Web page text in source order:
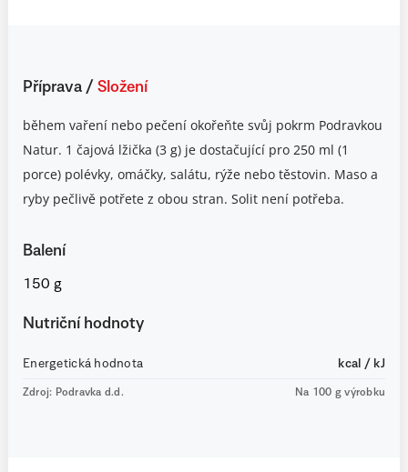
Příprava / Složení
během vaření nebo pečení okořeňte svůj pokrm Podravkou
Natur. 1 čajová lžička (3 g) je dostačující pro 250 ml (1
porce) polévky, omáčky, salátu, rýže nebo těstovin. Maso a
ryby pečlivě potřete z obou stran. Solit není potřeba.
Balení
150 g
Nutriční hodnoty
Energetická hodnota kcal / kJ
Zdroj: Podravka d.d. Na 100 g výrobku